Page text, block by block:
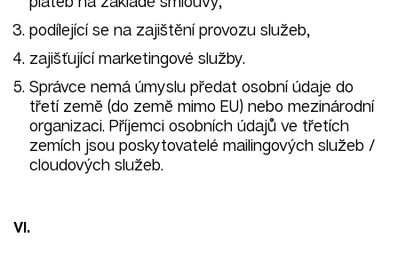
podílející se na zajištění provozu služeb,
zajišťující marketingové služby.
Správce nemá úmyslu předat osobní údaje do
třetí země (do země mimo EU) nebo mezinárodní
organizaci. Příjemci osobních údajů ve třetích
zemích jsou poskytovatelé mailingových služeb /
cloudových služeb.
VI.